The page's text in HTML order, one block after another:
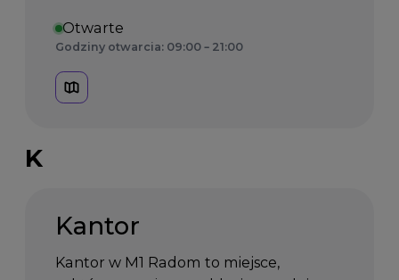
Otwarte
Godziny otwarcia: 09:00 – 21:00
K
Kantor
Kantor w M1 Radom to miejsce,